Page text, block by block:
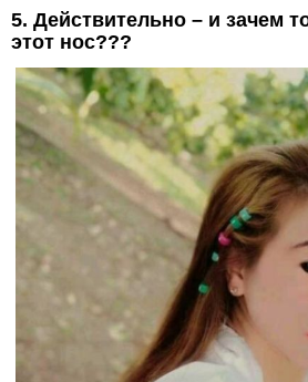
5. Действительно – и зачем
этот нос???